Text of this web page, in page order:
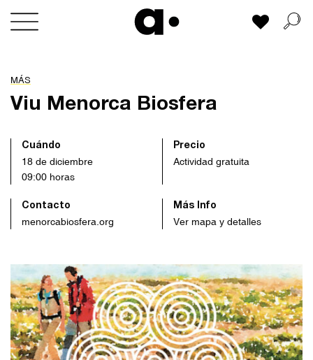
Skip
Mi lista
MÁS
Viu Menorca Biosfera
Cuándo
18 de diciembre
09:00 horas
Precio
Actividad gratuita
Contacto
menorcabiosfera.org
Más Info
Ver mapa y detalles